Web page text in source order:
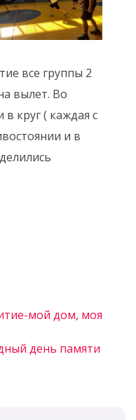
все группы 2
вылет. Во
круг ( каждая с
и в
мой дом, моя
день памяти